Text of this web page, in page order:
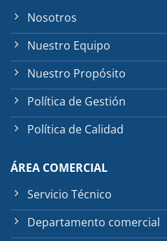
Nosotros
Nuestro Equipo
Nuestro Propósito
Política de Gestión
Política de Calidad
ÁREA COMERCIAL
Servicio Técnico
Departamento comercial